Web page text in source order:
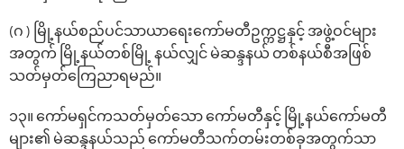
(ဂ ) မြို့နယ်စည်ပင်သာယာရေးကော်မတီဥက္ကဋ္ဌနှင့် အဖွဲ့ဝင်များ
အတွက် မြို့နယ်တစ်မြို့ နယ်လျှင် မဲဆန္ဒနယ် တစ်နယ်စီအဖြစ်
သတ်မှတ်ကြေညာရမည်။
၁၃။ ကော်မရှင်ကသတ်မှတ်သော ကော်မတီနှင့် မြို့နယ်ကော်မတီ
များ၏ မဲဆန္ဒနယ်သည် ကော်မတီသက်တမ်းတစ်ခုအတွက်သာ